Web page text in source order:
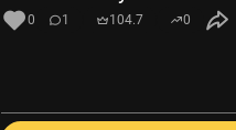
0 1 104.7 0